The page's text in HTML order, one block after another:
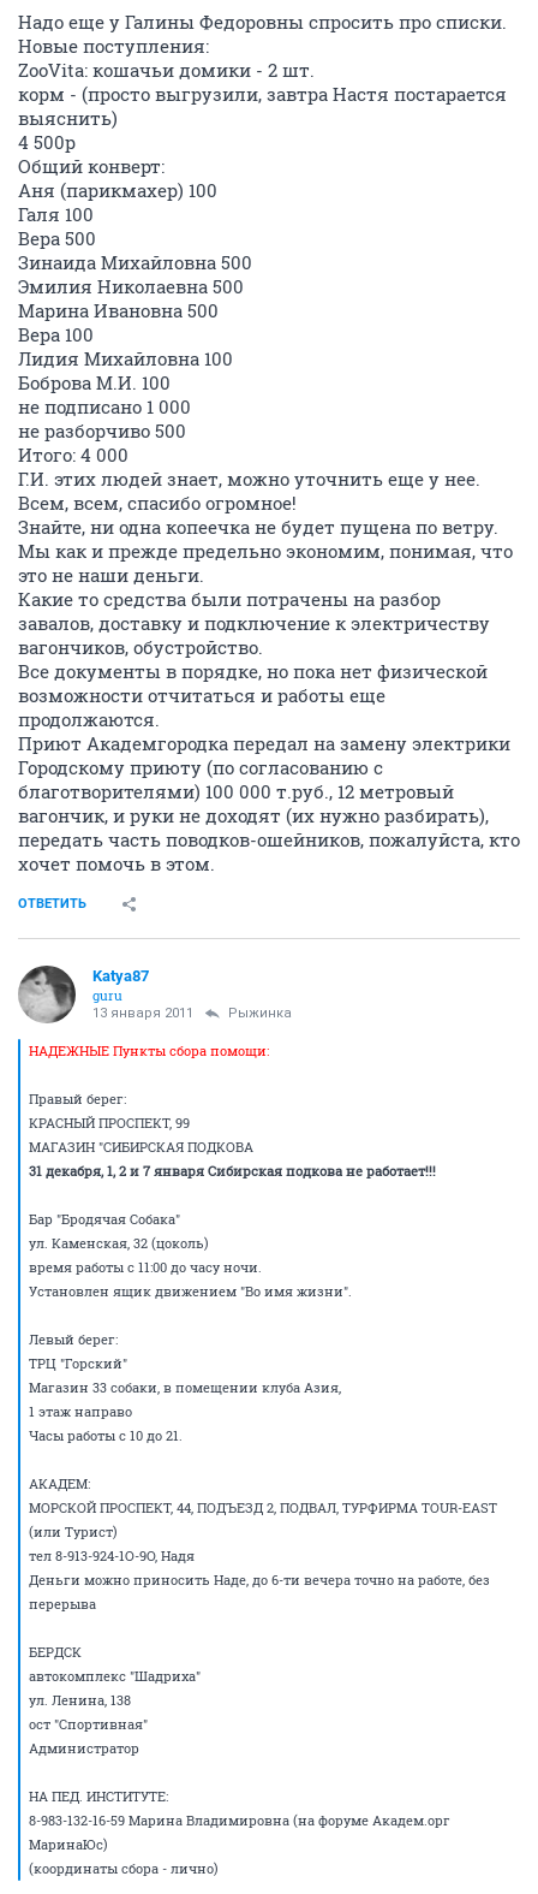
Надо еще у Галины Федоровны спросить про списки.
Новые поступления:
ZooVita: кошачьи домики - 2 шт.
корм - (просто выгрузили, завтра Настя постарается
выяснить)
4 500р
Общий конверт:
Аня (парикмахер) 100
Галя 100
Вера 500
Зинаида Михайловна 500
Эмилия Николаевна 500
Марина Ивановна 500
Вера 100
Лидия Михайловна 100
Боброва М.И. 100
не подписано 1 000
не разборчиво 500
Итого: 4 000
Г.И. этих людей знает, можно уточнить еще у нее.
Всем, всем, спасибо огромное!
Знайте, ни одна копеечка не будет пущена по ветру.
Мы как и прежде предельно экономим, понимая, что
это не наши деньги.
Какие то средства были потрачены на разбор
завалов, доставку и подключение к электричеству
вагончиков, обустройство.
Все документы в порядке, но пока нет физической
возможности отчитаться и работы еще
продолжаются.
Приют Академгородка передал на замену электрики
Городскому приюту (по согласованию с
благотворителями) 100 000 т.руб., 12 метровый
вагончик, и руки не доходят (их нужно разбирать),
передать часть поводков-ошейников, пожалуйста, кто
хочет помочь в этом.
ОТВЕТИТЬ
Katya87
guru
13 января 2011 Рыжинка
НАДЕЖНЫЕ Пункты сбора помощи:
Правый берег:
КРАСНЫЙ ПРОСПЕКТ, 99
МАГАЗИН "СИБИРСКАЯ ПОДКОВА
31 декабря, 1, 2 и 7 января Сибирская подкова не работает!!!
Бар "Бродячая Собака"
ул. Каменская, 32 (цоколь)
время работы с 11:00 до часу ночи.
Установлен ящик движением "Во имя жизни".
Левый берег:
ТРЦ "Горский"
Магазин 33 собаки, в помещении клуба Азия,
1 этаж направо
Часы работы с 10 до 21.
АКАДЕМ:
МОРСКОЙ ПРОСПЕКТ, 44, ПОДЪЕЗД 2, ПОДВАЛ, ТУРФИРМА TOUR-EAST
(или Турист)
тел 8-913-924-1О-9О, Надя
Деньги можно приносить Наде, до 6-ти вечера точно на работе, без
перерыва
БЕРДСК
автокомплекс "Шадриха"
ул. Ленина, 138
ост "Спортивная"
Администратор
НА ПЕД. ИНСТИТУТЕ:
8-983-132-16-59 Марина Владимировна (на форуме Академ.орг
МаринаЮс)
(координаты сбора - лично)